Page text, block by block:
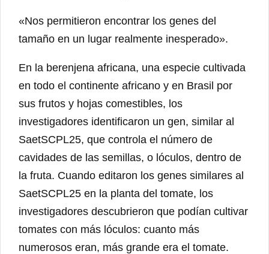
«Nos permitieron encontrar los genes del
tamaño en un lugar realmente inesperado».
En la berenjena africana, una especie cultivada
en todo el continente africano y en Brasil por
sus frutos y hojas comestibles, los
investigadores identificaron un gen, similar al
SaetSCPL25, que controla el número de
cavidades de las semillas, o lóculos, dentro de
la fruta. Cuando editaron los genes similares al
SaetSCPL25 en la planta del tomate, los
investigadores descubrieron que podían cultivar
tomates con más lóculos: cuanto más
numerosos eran, más grande era el tomate.